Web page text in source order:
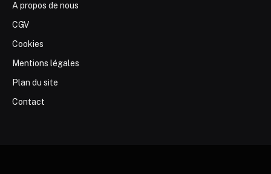
A propos de nous
CGV
Cookies
Mentions légales
Plan du site
Contact